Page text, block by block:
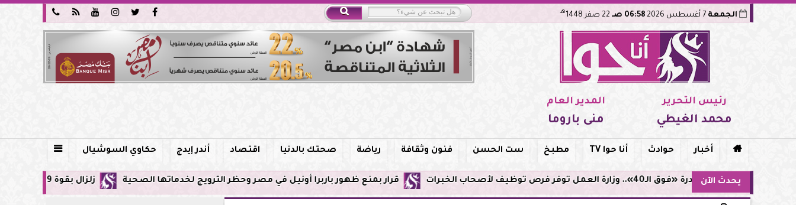





 الجمعة 06:58 صـ هـ
رئيس التحرير
محمد الغيطي
المدير العام
منى باروما
 أخبار حوادث أنا حوا TV مطبخ ست الحسن فنون وثقافة رياضة صحتك بالدنيا اقتصاد أندر إيدج حكاوي السوشيال 
يحدث الآن زلزال بقوة 5.9 ريختر يشعر به سكان القاهرة وعدة محافظات.. مركزه شرق البحر المتوسط قرار بمنع ظهور باربرا أونيل في مصر وحظر الترويج لخدماتها الصحية مبادرة «فوق الـ40».. وزارة العمل توفر فرص توظيف لأصحاب الخبرات